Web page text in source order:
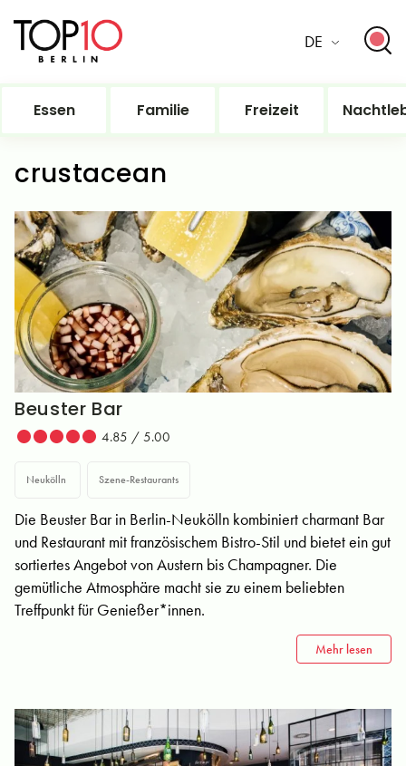
DE
Essen Familie Freizeit
crustacean
Beuster Bar
4.85 / 5.00
Neukölln Szene-Restaurants
Die Beuster Bar in Berlin-Neukölln kombiniert charmant Bar
und Restaurant mit französischem Bistro-Stil und bietet ein gut
sortiertes Angebot von Austern bis Champagner. Die
gemütliche Atmosphäre macht sie zu einem beliebten
Treffpunkt für Genießer*innen.
Mehr lesen